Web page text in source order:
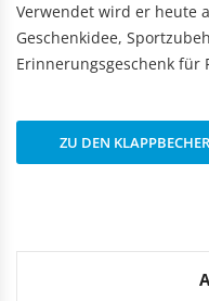
Verwendet wird er heute
Geschenkidee,
Erinnerungsgeschenk für
ZU DEN